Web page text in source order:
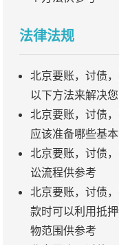
法律法规
北京要账，讨债
以下方法来解决
北京要账，讨债
应该准备哪些基
北京要账，讨债
讼流程供参考
北京要账，讨债
款时可以利用抵
物范围供参考